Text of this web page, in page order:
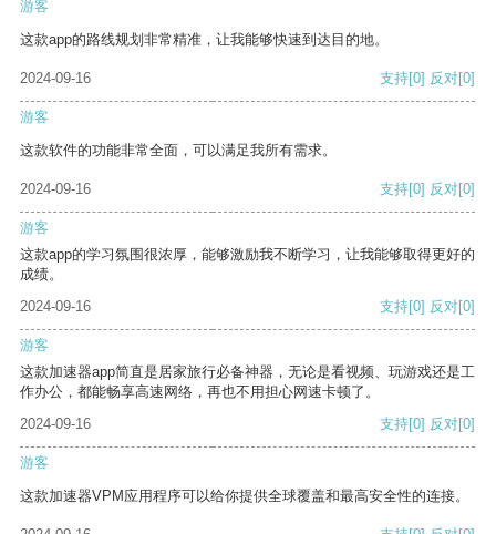
游客
这款app的路线规划非常精准，让我能够快速到达目的地。
2024-09-16 支持[0] 反对[0]
游客
这款软件的功能非常全面，可以满足我所有需求。
2024-09-16 支持[0] 反对[0]
游客
这款app的学习氛围很浓厚，能够激励我不断学习，让我能够取得更好的
成绩。
2024-09-16
支持[0] 反对[0]
游客
这款加速器app简直是居家旅行必备神器，无论是看视频、玩游戏还是工
作办公，都能畅享高速网络，再也不用担心网速卡顿了。
2024-09-16
支持[0] 反对[0]
游客
这款加速器VPM应用程序可以给你提供全球覆盖和最高安全性的连接。